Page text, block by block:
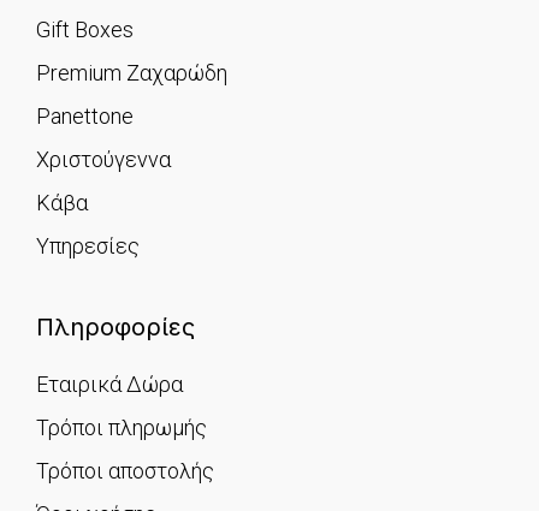
Gift Boxes
Premium Ζαχαρώδη
Panettone
Χριστούγεννα
Κάβα
Υπηρεσίες
Πληροφορίες
Εταιρικά Δώρα
Τρόποι πληρωμής
Τρόποι αποστολής